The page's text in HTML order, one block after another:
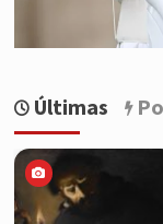
Últimas